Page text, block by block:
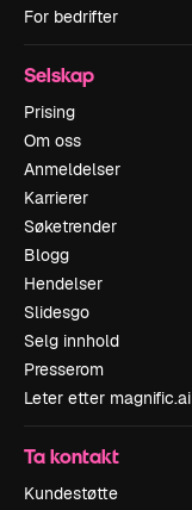
For bedrifter
Selskap
Prising
Om oss
Anmeldelser
Karrierer
Søketrender
Blogg
Hendelser
Slidesgo
Selg innhold
Presserom
Leter etter magnific.ai
Ta kontakt
Kundestøtte